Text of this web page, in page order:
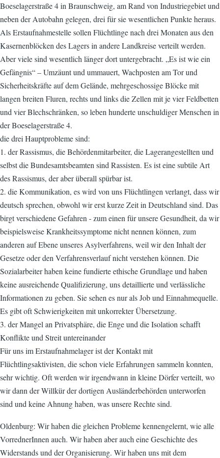
Boeselagerstraße 4 in Braunschweig, am Rand von Industriegebiet und
neben der Autobahn gelegen, drei für sie wesentlichen Punkte heraus.
Als Erstaufnahmestelle sollen Flüchtlinge nach drei Monaten aus den
Kasernenblöcken des Lagers in andere Landkreise verteilt werden.
Aber viele sind wesentlich länger dort untergebracht. „Es ist wie ein
Gefängnis“ – Umzäunt und ummauert, Wachposten am Tor und
Sicherheitskräfte auf dem Gelände, mehrgeschossige Blöcke mit
langen breiten Fluren, rechts und links die Zellen mit je vier Feldbetten
und vier Blechschränken, so leben hunderte unschuldiger Menschen in
der Boeselagerstraße 4.
die drei Hauptprobleme sind:
1. der Rassismus, die Behördenmitarbeiter, die Lagerangestellten und
selbst die Bundesamtsbeamten sind Rassisten. Es ist eine subtile Art
des Rassismus, der aber überall spürbar ist.
2. die Kommunikation, es wird von uns Flüchtlingen verlangt, dass wir
deutsch sprechen, obwohl wir erst kurze Zeit in Deutschland sind. Das
birgt verschiedene Gefahren - zum einen für unsere Gesundheit, da wir
beispielsweise Krankheitssymptome nicht nennen können, zum
anderen auf Ebene unseres Asylverfahrens, weil wir den Inhalt der
Gesetze oder den Verfahrensverlauf nicht verstehen können. Die
Sozialarbeiter haben keine fundierte ethische Grundlage und haben
keine ausreichende Qualifizierung, uns detaillierte und verlässliche
Informationen zu geben. Sie sehen es nur als Job und Einnahmequelle.
Es gibt oft Schwierigkeiten mit unkorrekter Übersetzung.
3. der Mangel an Privatsphäre, die Enge und die Isolation schafft
Konflikte und Streit untereinander
Für uns im Erstaufnahmelager ist der Kontakt mit
Flüchtlingsaktivisten, die schon viele Erfahrungen sammeln konnten,
sehr wichtig. Oft werden wir irgendwann in kleine Dörfer verteilt, wo
wir dann der Willkür der dortigen Ausländerbehörden unterworfen
sind und keine Ahnung haben, was unsere Rechte sind.
Oldenburg: Wir haben die gleichen Probleme kennengelernt, wie alle
VorrednerInnen auch. Wir haben aber auch eine Geschichte des
Widerstands und der Organisierung. Wir haben uns mit dem